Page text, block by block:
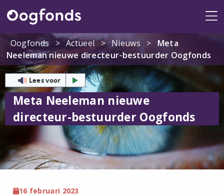
Oogfonds
> Actueel > Nieuws >
Meta
Neeleman nieuwe directeur-bestuurder Oogfonds
Lees voor
Meta Neeleman nieuwe
directeur-bestuurder Oogfonds
16 februari 2023